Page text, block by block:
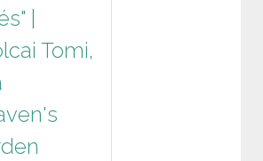
|
Tomi,